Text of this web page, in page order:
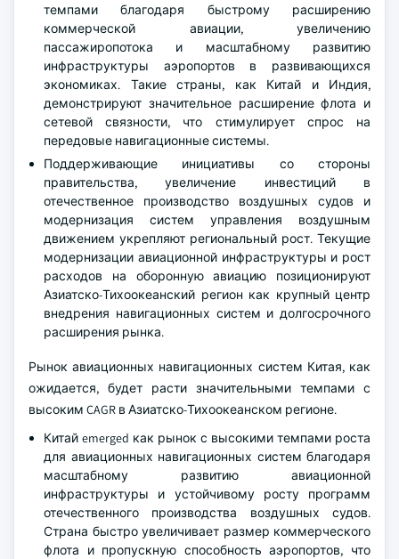
темпами благодаря быстрому расширению
коммерческой авиации, увеличению
пассажиропотока и масштабному развитию
инфраструктуры аэропортов в развивающихся
экономиках. Такие страны, как Китай и Индия,
демонстрируют значительное расширение флота и
сетевой связности, что стимулирует спрос на
передовые навигационные системы.
Поддерживающие инициативы со стороны
правительства, увеличение инвестиций в
отечественное производство воздушных судов и
модернизация систем управления воздушным
движением укрепляют региональный рост. Текущие
модернизации авиационной инфраструктуры и рост
расходов на оборонную авиацию позиционируют
Азиатско-Тихоокеанский регион как крупный центр
внедрения навигационных систем и долгосрочного
расширения рынка.
Рынок авиационных навигационных систем Китая, как
ожидается, будет расти значительными темпами с
высоким CAGR в Азиатско-Тихоокеанском регионе.
Китай emerged как рынок с высокими темпами роста
для авиационных навигационных систем благодаря
масштабному развитию авиационной
инфраструктуры и устойчивому росту программ
отечественного производства воздушных судов.
Страна быстро увеличивает размер коммерческого
флота и пропускную способность аэропортов, что